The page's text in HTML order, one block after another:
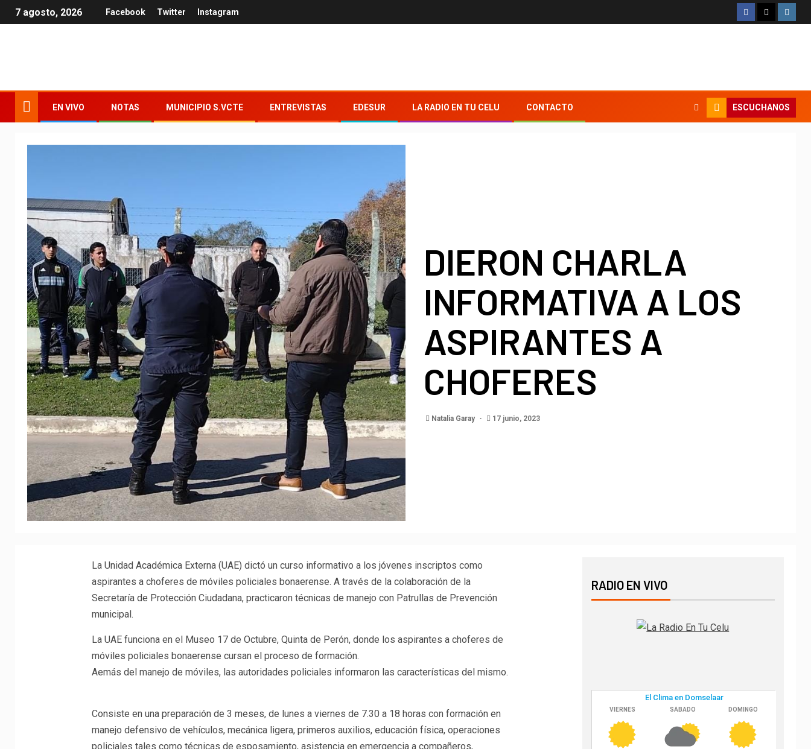
7 agosto, 2026 Facebook Twitter Instagram
EN VIVO NOTAS MUNICIPIO S.VCTE ENTREVISTAS EDESUR LA RADIO EN TU CELU CONTACTO ESCUCHANOS
DIERON CHARLA
INFORMATIVA A LOS
ASPIRANTES A
CHOFERES
Natalia Garay 17 junio, 2023
La Unidad Académica Externa (UAE) dictó un curso informativo a los jóvenes inscriptos como
aspirantes a choferes de móviles policiales bonaerense. A través de la colaboración de la
Secretaría de Protección Ciudadana, practicaron técnicas de manejo con Patrullas de Prevención
municipal.
La UAE funciona en el Museo 17 de Octubre, Quinta de Perón, donde los aspirantes a choferes de
móviles policiales bonaerense cursan el proceso de formación.
Aemás del manejo de móviles, las autoridades policiales informaron las características del mismo.
Consiste en una preparación de 3 meses, de lunes a viernes de 7.30 a 18 horas con formación en
manejo defensivo de vehículos, mecánica ligera, primeros auxilios, educación física, operaciones
policiales tales como técnicas de esposamiento, asistencia en emergencia a compañeros,
RADIO EN VIVO